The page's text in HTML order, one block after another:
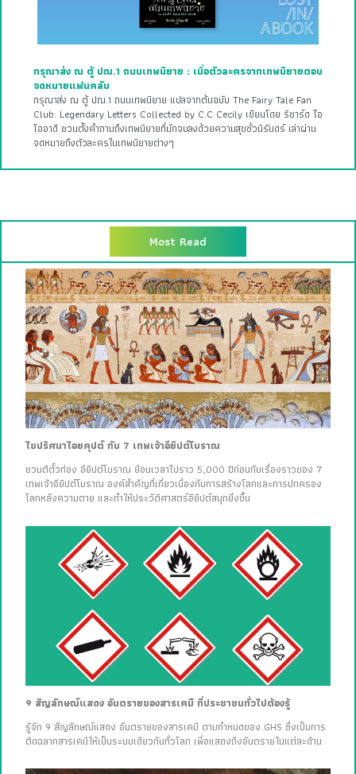
กรุณาส่ง ณ ตู้ ปณ.1 ถนนเทพนิยาย : เมื่อตัวละครจากเทพนิยายตอบ
จดหมายแฟนคลับ
กรุณาส่ง ณ ตู้ ปณ.1 ถนนเทพนิยาย แปลจากต้นฉบับ The Fairy Tale Fan
Club: Legendary Letters Collected by C.C Cecily เขียนโดย ริชาร์ด ไอ
โออาดี ชวนตั้งคำถามถึงเทพนิยายที่มักจบลงด้วยความสุขชั่วนิรันดร์ เล่าผ่าน
จดหมายถึงตัวละครในเทพนิยายต่างๆ
Most Read
ไขปริศนาไอยคุปต์ กับ 7 เทพเจ้าอียิปต์โบราณ
ชวนตีตั๋วท่อง อียิปต์โบราณ ย้อนเวลาไปราว 5,000 ปีก่อนกับเรื่องราวของ 7
เทพเจ้าอียิปต์โบราณ องค์สำคัญที่เกี่ยวเนื่องกับการสร้างโลกและการปกครอง
โลกหลังความตาย และทำให้ประวัติศาสตร์อียิปต์สนุกยิ่งขึ้น
9 สัญลักษณ์แสดง อันตรายของสารเคมี ที่ประชาชนทั่วไปต้องรู้
รู้จัก 9 สัญลักษณ์แสดง อันตรายของสารเคมี ตามกำหนดของ GHS ซึ่งเป็นการ
ติดฉลากสารเคมีให้เป็นระบบเดียวกันทั่วโลก เพื่อแสดงถึงอันตรายในแต่ละด้าน